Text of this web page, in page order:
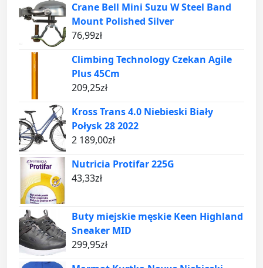
Crane Bell Mini Suzu W Steel Band
Mount Polished Silver
76,99zł
Climbing Technology Czekan Agile
Plus 45Cm
209,25zł
Kross Trans 4.0 Niebieski Biały
Połysk 28 2022
2 189,00zł
Nutricia Protifar 225G
43,33zł
Buty miejskie męskie Keen Highland
Sneaker MID
299,95zł